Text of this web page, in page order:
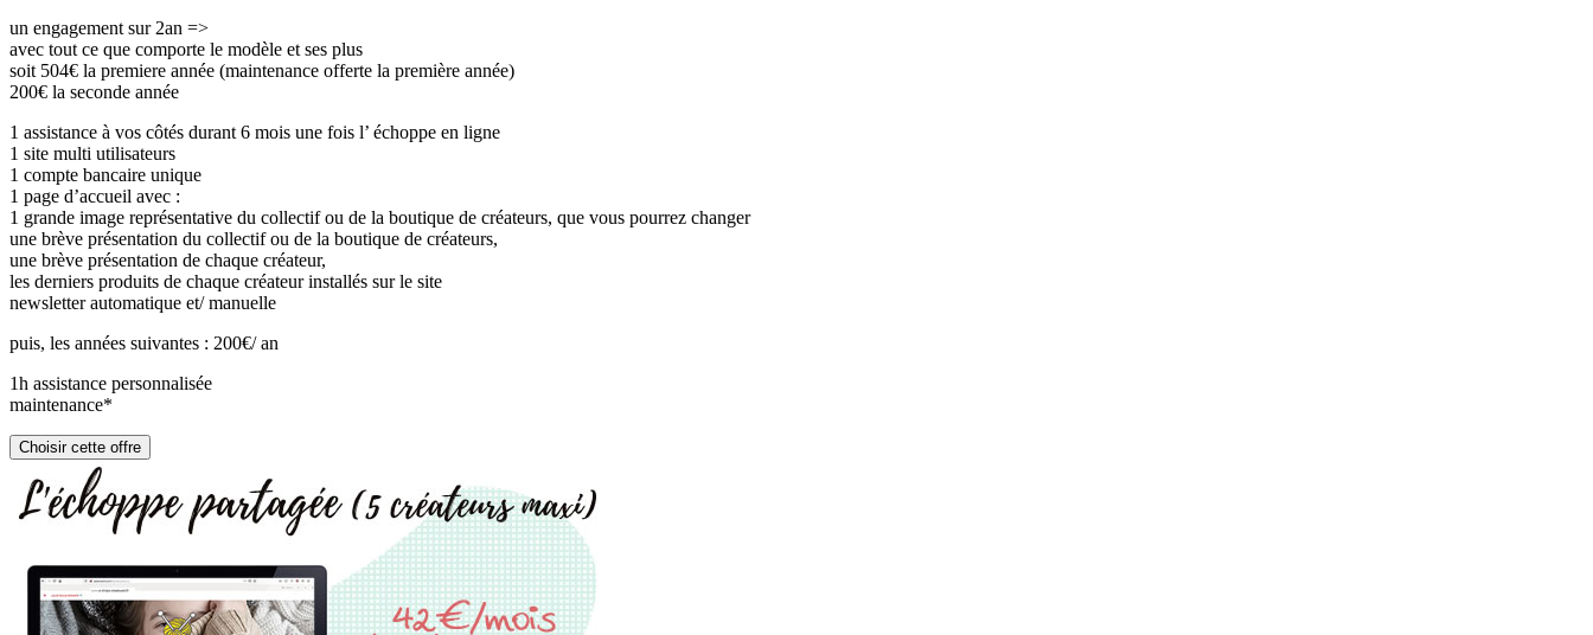
un engagement sur 2an =>
avec tout ce que comporte le modèle et ses plus
soit 504€ la premiere année (maintenance offerte la première année)
200€ la seconde année
1 assistance à vos côtés durant 6 mois une fois l’ échoppe en ligne
1 site multi utilisateurs
1 compte bancaire unique
1 page d’accueil avec :
1 grande image représentative du collectif ou de la boutique de créateurs, que vous pourrez changer
une brève présentation du collectif ou de la boutique de créateurs,
une brève présentation de chaque créateur,
les derniers produits de chaque créateur installés sur le site
newsletter automatique et/ manuelle
puis, les années suivantes : 200€/ an
1h assistance personnalisée
maintenance*
Choisir cette offre